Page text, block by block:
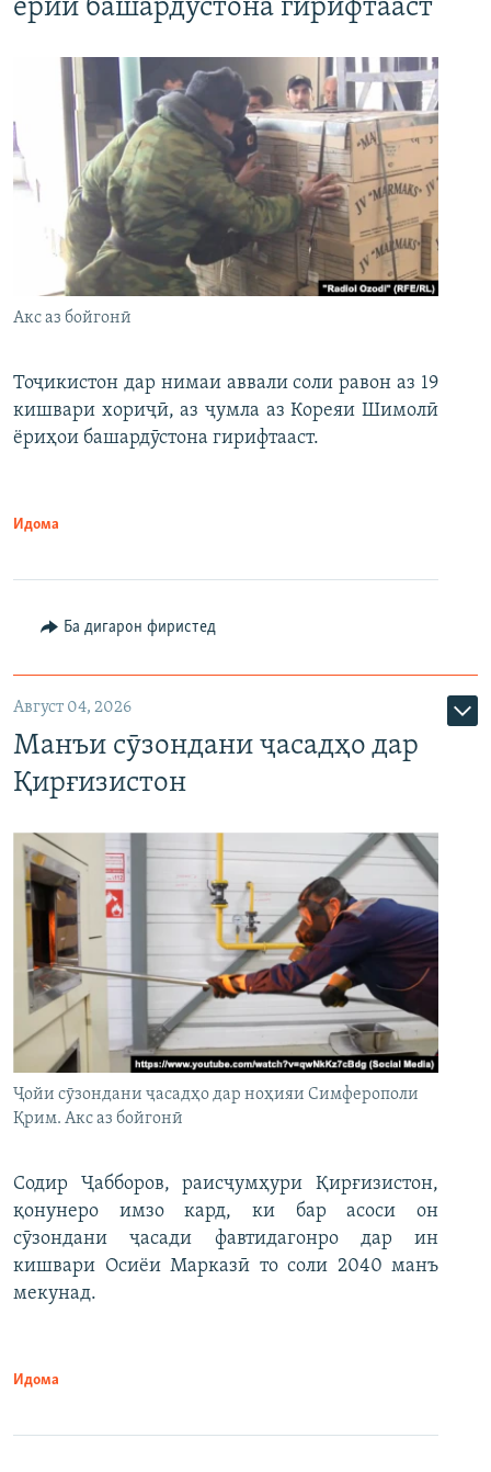
ёрии башардӯстона гирифтааст
Акс аз бойгонӣ
Тоҷикистон дар нимаи аввали соли равон аз 19
кишвари хориҷӣ, аз ҷумла аз Кореяи Шимолӣ
ёриҳои башардӯстона гирифтааст.
Идома
Ба дигарон фиристед
Август 04, 2026
Манъи сӯзондани ҷасадҳо дар
Қирғизистон
Ҷойи сӯзондани ҷасадҳо дар ноҳияи Симферополи
Қрим. Акс аз бойгонӣ
Содир Ҷабборов, раисҷумҳури Қирғизистон,
қонунеро имзо кард, ки бар асоси он
сӯзондани ҷасади фавтидагонро дар ин
кишвари Осиёи Марказӣ то соли 2040 манъ
мекунад.
Идома